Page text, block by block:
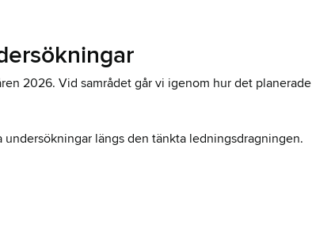
2026. Vid samrådet går vi igenom hur det planerade
längs den tänkta ledningsdragningen.